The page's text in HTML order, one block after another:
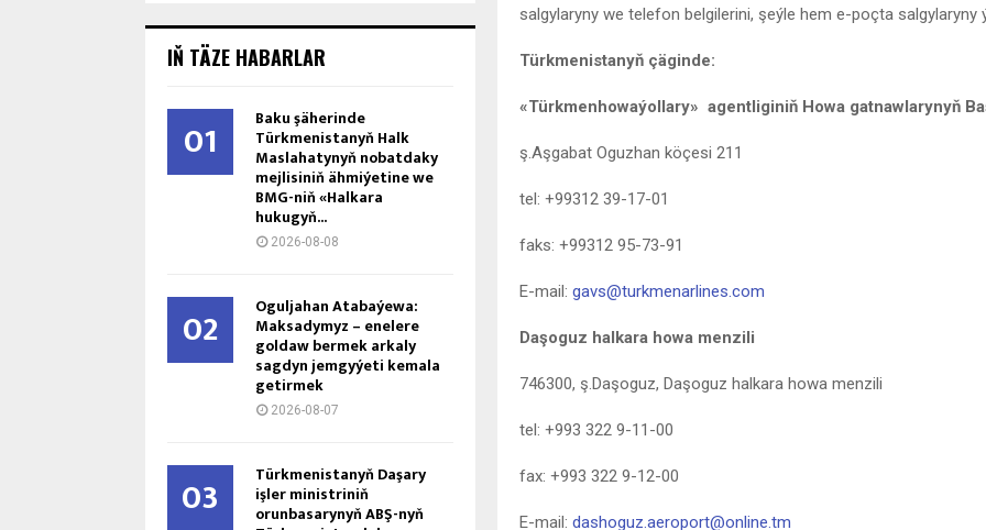
salgylaryny we telefon belgilerini, şeýle hem e-poçta salgylaryny
Türkmenistanyň çäginde:
«Türkmenhowaýollary» agentliginiň Howa gatnawlarynyň
ş.Aşgabat Oguzhan köçesi 211
tel: +99312 39-17-01
faks: +99312 95-73-91
E-mail: gavs@turkmenarlines.com
Daşoguz halkara howa menzili
746300, ş.Daşoguz, Daşoguz halkara howa menzili
tel: +993 322 9-11-00
fax: +993 322 9-12-00
E-mail: dashoguz.aeroport@online.tm
IŇ TÄZE HABARLAR
01 Baku şäherinde
Türkmenistanyň Halk
Maslahatynyň nobatdaky
mejlisiniň ähmiýetine we
BMG-niň «Halkara
hukugyň...
2026-08-08
02 Oguljahan Atabaýewa:
Maksadymyz – enelere
goldaw bermek arkaly
sagdyn jemgyýeti kemala
getirmek
2026-08-07
03 Türkmenistanyň Daşary
işler ministriniň
orunbasarynyň ABŞ-nyň